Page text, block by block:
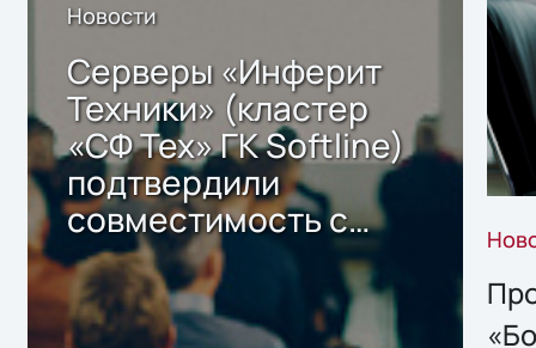
Новости
Серверы «Инферит
Техники» (кластер
«СФ Тех» ГК Softline)
подтвердили
совместимость с
решением Sharx
Storage 2.x для
хранения данных